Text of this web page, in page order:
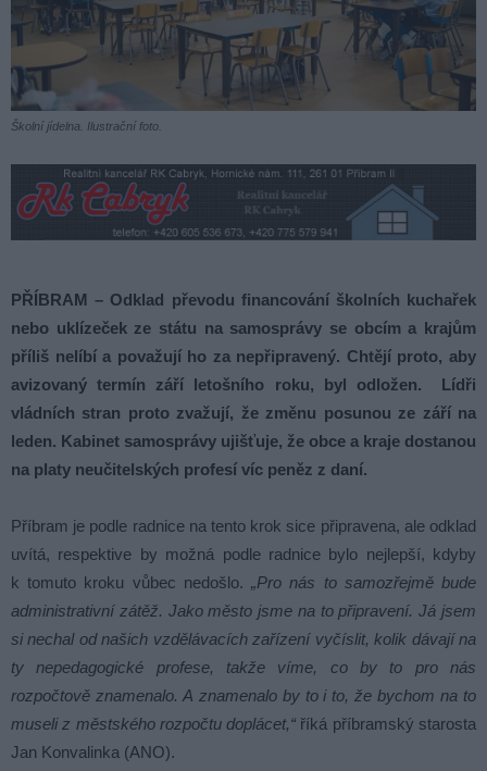
Školní jídelna. Ilustrační foto.
PŘÍBRAM – Odklad převodu financování školních kuchařek
nebo uklízeček ze státu na samosprávy se obcím a krajům
příliš nelíbí a považují ho za nepřipravený. Chtějí proto, aby
avizovaný termín září letošního roku, byl odložen. Lídři
vládních stran proto zvažují, že změnu posunou ze září na
leden. Kabinet samosprávy ujišťuje, že obce a kraje dostanou
na platy neučitelských profesí víc peněz z daní.
Příbram je podle radnice na tento krok sice připravena, ale odklad
uvítá, respektive by možná podle radnice bylo nejlepší, kdyby
k tomuto kroku vůbec nedošlo.„Pro nás to samozřejmě bude
administrativní zátěž. Jako město jsme na to připravení. Já jsem
si nechal od našich vzdělávacích zařízení vyčíslit, kolik dávají na
ty nepedagogické profese, takže víme, co by to pro nás
rozpočtově znamenalo. A znamenalo by to i to, že bychom na to
museli z městského rozpočtu doplácet,“ říká příbramský starosta
Jan Konvalinka (ANO).